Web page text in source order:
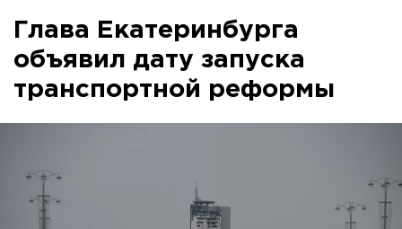
Глава Екатеринбурга
объявил дату запуска
транспортной реформы